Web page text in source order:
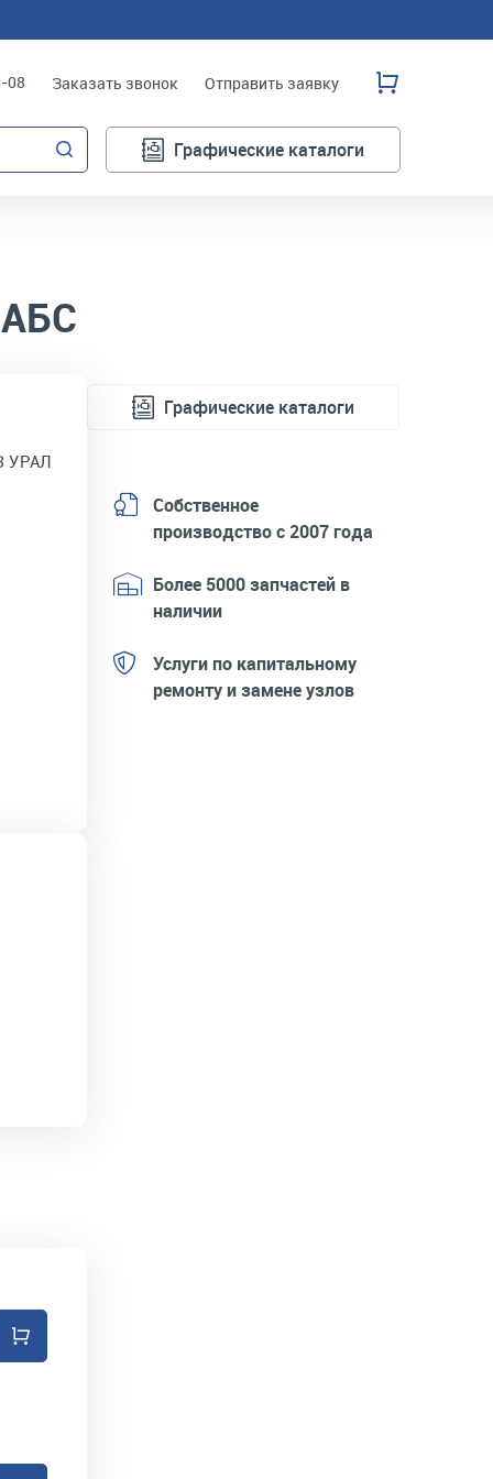
08 Заказать звонок Отправить заявку
Графические каталоги
УРАЛ
Графические каталоги
Собственное
производство с 2007 года
Более 5000 запчастей в
наличии
Услуги по капитальному
ремонту и замене узлов